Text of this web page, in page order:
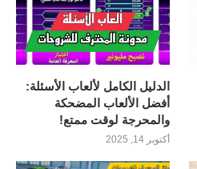
الدليل الكامل لألعاب الأسئلة:
أفضل الألعاب المضحكة
والمحرجة لوقت ممتع!
أكتوبر 14, 2025